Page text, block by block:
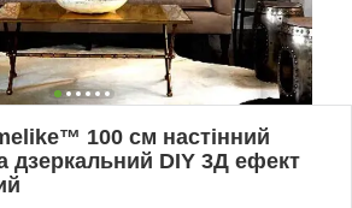
100 см настінний
дзеркальний DIY 3Д ефект